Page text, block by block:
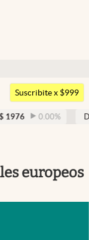
Argentina
Uruguay
Suscribite x $999
% DÓLAR MEP
europeos